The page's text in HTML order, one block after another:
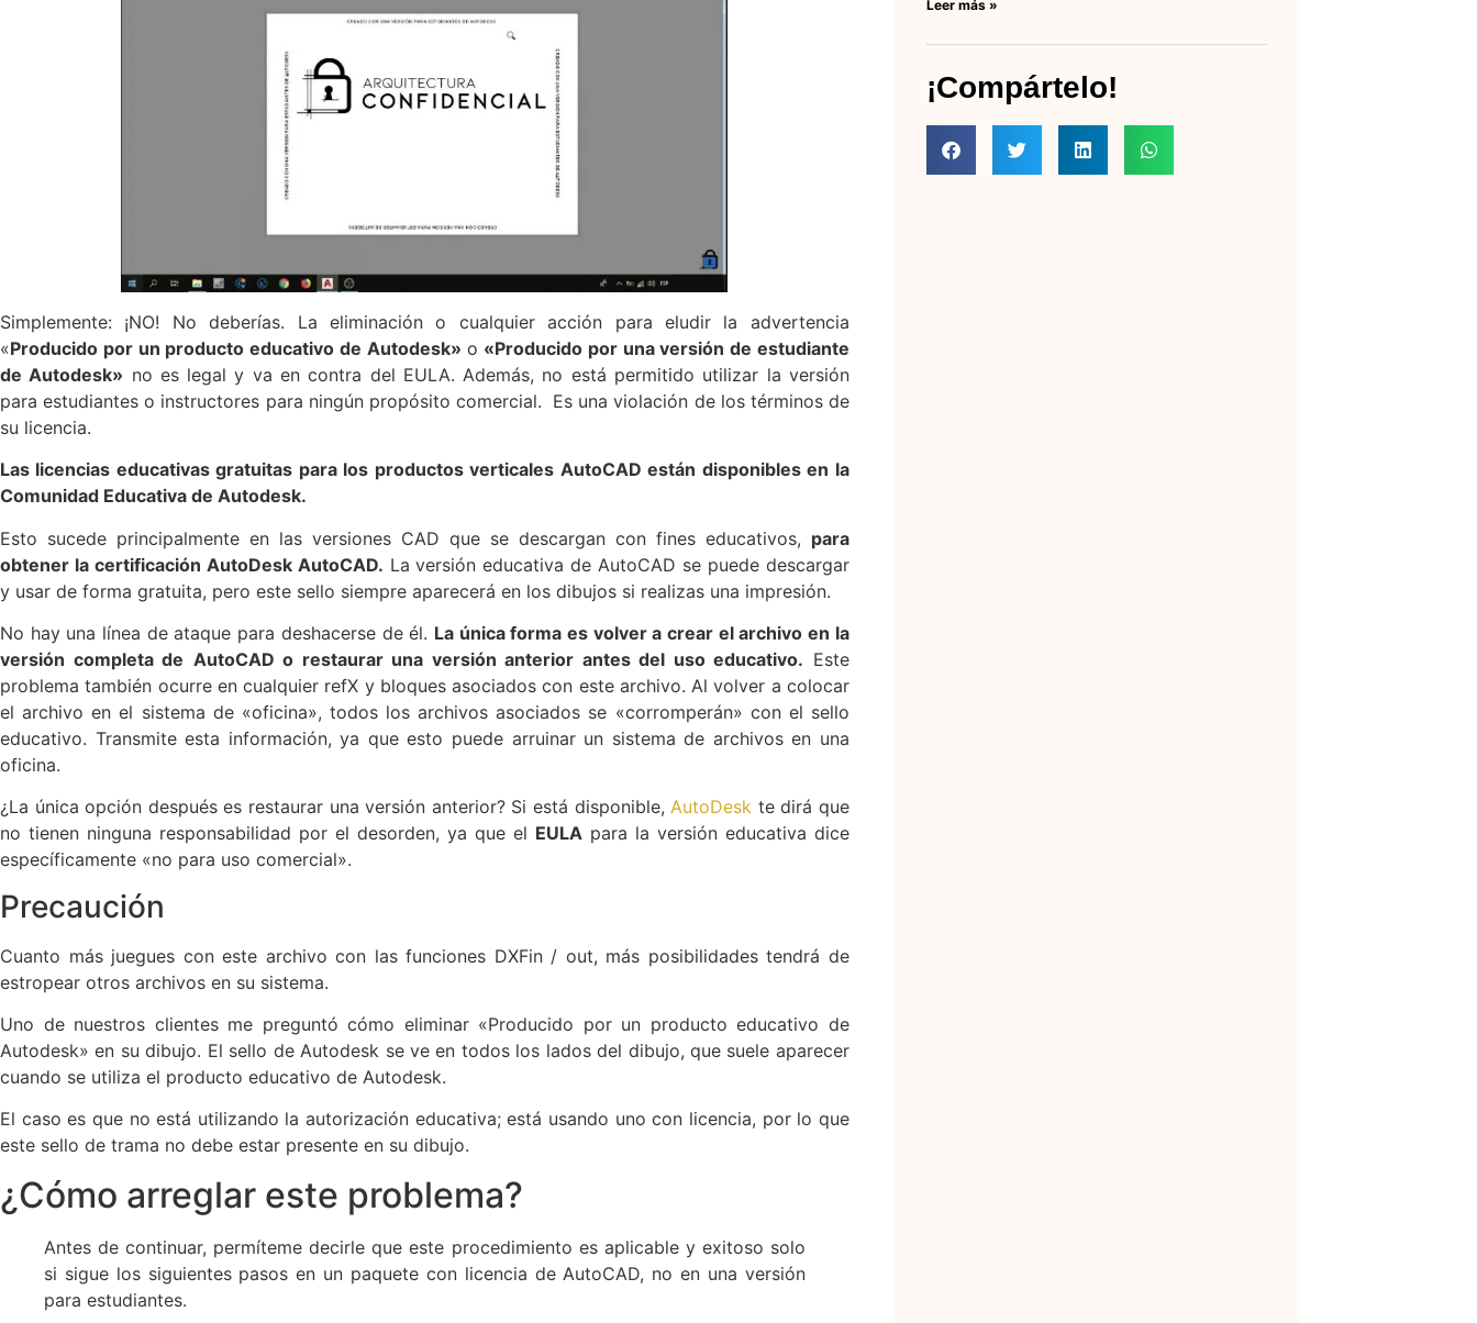
Simplemente: ¡NO! No deberías. La eliminación o cualquier acción para eludir la advertencia
«Producido por un producto educativo de Autodesk» o «Producido por una versión de estudiante
de Autodesk» no es legal y va en contra del EULA. Además, no está permitido utilizar la versión
para estudiantes o instructores para ningún propósito comercial. Es una violación de los términos de
su licencia.
Las licencias educativas gratuitas para los productos verticales AutoCAD están disponibles en la
Comunidad Educativa de Autodesk.
Esto sucede principalmente en las versiones CAD que se descargan con fines educativos, para
obtener la certificación AutoDesk AutoCAD. La versión educativa de AutoCAD se puede descargar
y usar de forma gratuita, pero este sello siempre aparecerá en los dibujos si realizas una impresión.
No hay una línea de ataque para deshacerse de él. La única forma es volver a crear el archivo en la
versión completa de AutoCAD o restaurar una versión anterior antes del uso educativo. Este
problema también ocurre en cualquier refX y bloques asociados con este archivo. Al volver a colocar
el archivo en el sistema de «oficina», todos los archivos asociados se «corromperán» con el sello
educativo. Transmite esta información, ya que esto puede arruinar un sistema de archivos en una
oficina.
¿La única opción después es restaurar una versión anterior? Si está disponible,AutoDesk te dirá que
no tienen ninguna responsabilidad por el desorden, ya que el EULApara la versión educativa dice
específicamente «no para uso comercial».
Precaución
Cuanto más juegues con este archivo con las funciones DXFin / out, más posibilidades tendrá de
estropear otros archivos en su sistema.
Uno de nuestros clientes me preguntó cómo eliminar «Producido por un producto educativo de
Autodesk» en su dibujo. El sello de Autodesk se ve en todos los lados del dibujo, que suele aparecer
cuando se utiliza el producto educativo de Autodesk.
El caso es que no está utilizando la autorización educativa; está usando uno con licencia, por lo que
este sello de trama no debe estar presente en su dibujo.
¿Cómo arreglar este problema?
Antes de continuar, permíteme decirle que este procedimiento es aplicable y exitoso solo
si sigue los siguientes pasos en un paquete con licencia de AutoCAD, no en una versión
para estudiantes.
Leer más »
¡Compártelo!